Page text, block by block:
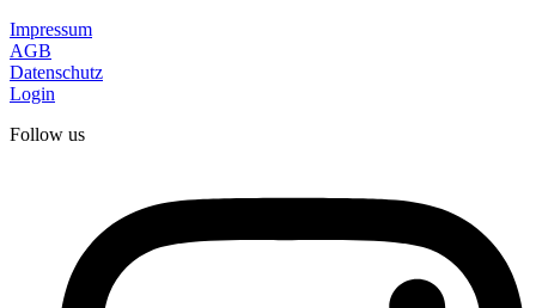
Impressum
AGB
Datenschutz
Login
Follow us